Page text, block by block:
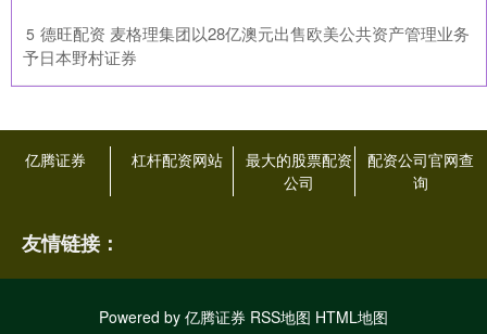
5 ​德旺配资 麦格理集团以28亿澳元出售欧美公共资产管理业务
予日本野村证券
亿腾证券 杠杆配资网站
最大的股票配资
公司
配资公司官网查
询
友情链接：
Powered by 亿腾证券 RSS地图 HTML地图